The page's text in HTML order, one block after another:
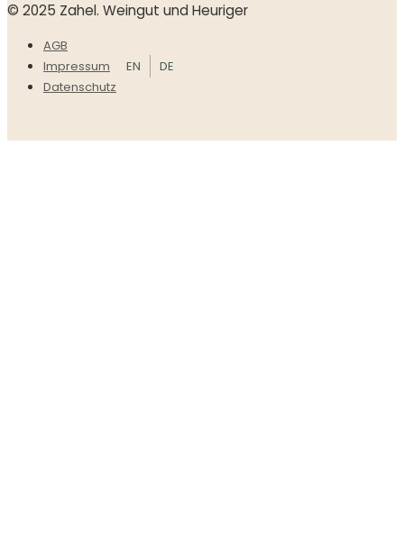
© 2025 Zahel. Weingut und Heuriger
AGB
Impressum
Datenschutz
EN DE